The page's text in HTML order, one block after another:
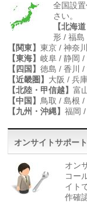
全国設
さい。
【北海
形 / 福島
【関東】東京 / 神奈
【東海】岐阜 / 静岡
【四国】徳島 / 香川 /
【近畿圏】 大阪 / 兵
【北陸・甲信越】富
【中国】鳥取 / 島根 /
【九州・沖縄】福岡
オンサイトサポート
オン
コー
イト
作確